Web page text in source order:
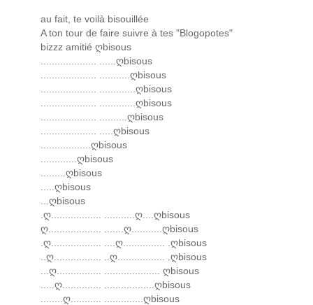
au fait, te voilà bisouillée
A ton tour de faire suivre à tes "Blogopotes"
bizzz amitié ღbisous
.................... ......ღbisous
.................... ...........ღbisous
.................... .............ღbisous
.................... .............ღbisous
.................... ..........ღbisous
.................... .....ღbisous
..................ღbisous
.............ღbisous
.........ღbisous
.....ღbisous
...ღbisous
.ღ.................. ...........ღ....ღbisous
ღ................... .......ღ...........ღbisous
.ღ.................. ....ღ............... .ღbisous
..ღ................. ..ღ................. .ღbisous
...ღ................ .................... ღbisous
.....ღ.............. ..................ღbisous
........ღ........... ..............ღbisous